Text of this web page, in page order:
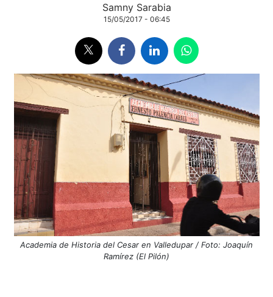
Samny Sarabia
15/05/2017 - 06:45
Academia de Historia del Cesar en Valledupar / Foto: Joaquín
Ramírez (El Pilón)